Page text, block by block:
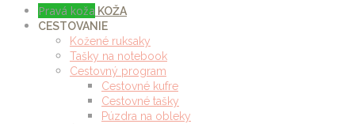
Pravá koža KOŽA
CESTOVANIE
Kožené ruksaky
Tašky na notebook
Cestovný program
Cestovné kufre
Cestovné tašky
Púzdra na obleky